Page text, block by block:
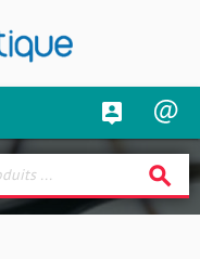
search